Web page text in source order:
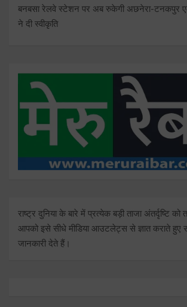
बनबसा रेलवे स्टेशन पर अब रुकेगी अछनेरा-टनकपुर
ने दी स्वीकृति
राष्ट्र दुनिया के बारे में प्रत्येक बड़ी ताजा अंतर्दृष्टि को
आपको इसे सीधे मीडिया आउटलेट्स से ज्ञात कराते हुए
जानकारी देते हैं।